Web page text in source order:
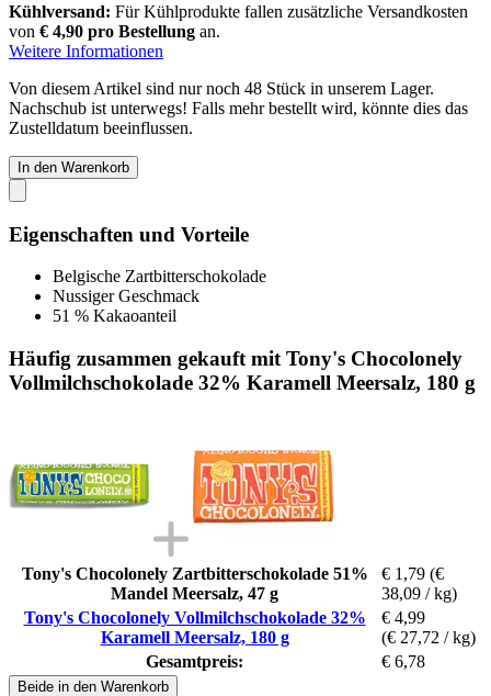
Kühlversand: Für Kühlprodukte fallen zusätzliche Versandkosten
von € 4,90 pro Bestellung an.
Weitere Informationen
Von diesem Artikel sind nur noch 48 Stück in unserem Lager.
Nachschub ist unterwegs! Falls mehr bestellt wird, könnte dies das
Zustelldatum beeinflussen.
In den Warenkorb
Eigenschaften und Vorteile
Belgische Zartbitterschokolade
Nussiger Geschmack
51 % Kakaoanteil
Häufig zusammen gekauft mit Tony's Chocolonely
Vollmilchschokolade 32% Karamell Meersalz, 180 g
Tony's Chocolonely Zartbitterschokolade 51%
Mandel Meersalz, 47 g
€ 1,79 (€
38,09 / kg)
Tony's Chocolonely Vollmilchschokolade 32%
Karamell Meersalz, 180 g
€ 4,99
(€ 27,72 / kg)
Gesamtpreis:
€ 6,78
Beide in den Warenkorb